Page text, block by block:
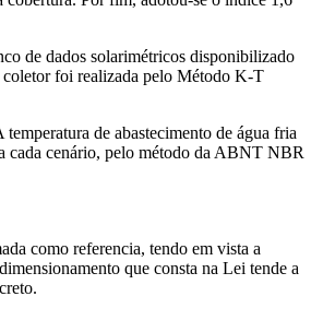
de dados solarimétricos disponibilizado
coletor foi realizada pelo Método K-T
de abastecimento de água fria
cada cenário, pelo método da ABNT NBR
como referencia, tendo em vista a
que consta na Lei tende a